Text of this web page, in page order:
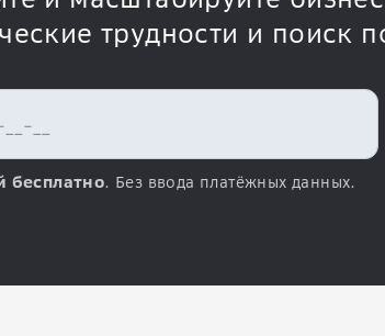
трудности и поиск
бесплатно. Без ввода платёжных данных.